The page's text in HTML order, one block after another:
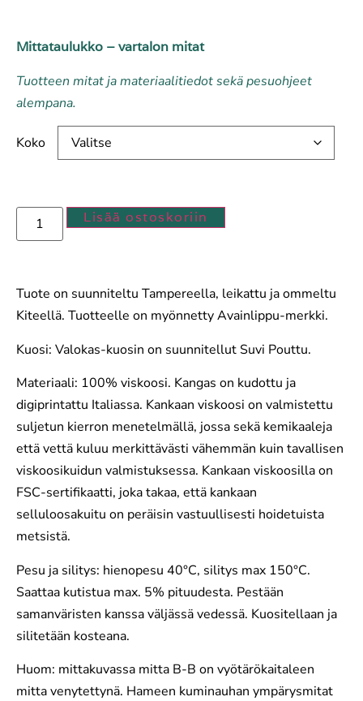
Mittataulukko – vartalon mitat
Tuotteen mitat ja materiaalitiedot sekä pesuohjeet
alempana.
Koko
Lisää ostoskoriin
Tuote on suunniteltu Tampereella, leikattu ja ommeltu
Kiteellä. Tuotteelle on myönnetty Avainlippu-merkki.
Kuosi: Valokas-kuosin on suunnitellut Suvi Pouttu.
Materiaali: 100% viskoosi. Kangas on kudottu ja
digiprintattu Italiassa. Kankaan viskoosi on valmistettu
suljetun kierron menetelmällä, jossa sekä kemikaaleja
että vettä kuluu merkittävästi vähemmän kuin tavallisen
viskoosikuidun valmistuksessa. Kankaan viskoosilla on
FSC-sertifikaatti, joka takaa, että kankaan
selluloosakuitu on peräisin vastuullisesti hoidetuista
metsistä.
Pesu ja silitys: hienopesu 40°C, silitys max 150°C.
Saattaa kutistua max. 5% pituudesta. Pestään
samanväristen kanssa väljässä vedessä. Kuositellaan ja
silitetään kosteana.
Huom: mittakuvassa mitta B-B on vyötärökaitaleen
mitta venytettynä. Hameen kuminauhan ympärysmitat